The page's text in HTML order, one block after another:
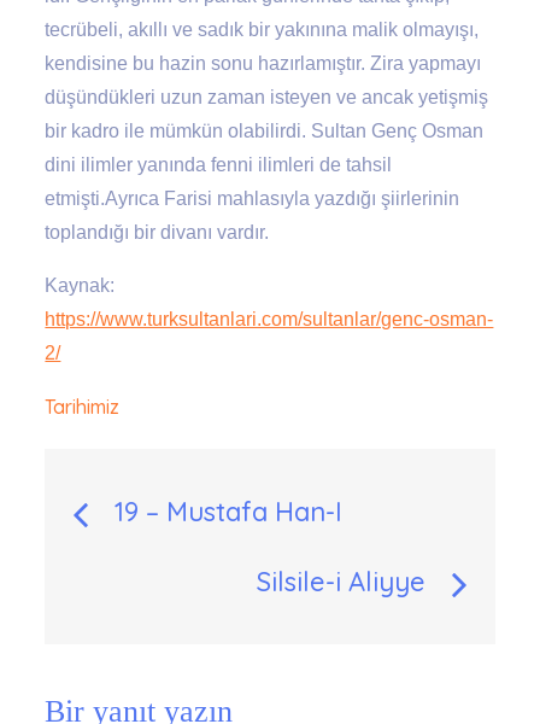
tecrübeli, akıllı ve sadık bir yakınına malik olmayışı,
kendisine bu hazin sonu hazırlamıştır. Zira yapmayı
düşündükleri uzun zaman isteyen ve ancak yetişmiş
bir kadro ile mümkün olabilirdi. Sultan Genç Osman
dini ilimler yanında fenni ilimleri de tahsil
etmişti.Ayrıca Farisi mahlasıyla yazdığı şiirlerinin
toplandığı bir divanı vardır.
Kaynak:
https://www.turksultanlari.com/sultanlar/genc-osman-
2/
Tarihimiz
Yazı
gezinmesi
19 – Mustafa Han-I
Silsile-i Aliyye
Bir yanıt yazın